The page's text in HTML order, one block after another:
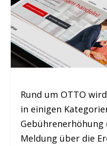
Rund um OTTO
in einigen
Gebührenerhöhung
Meldung über die